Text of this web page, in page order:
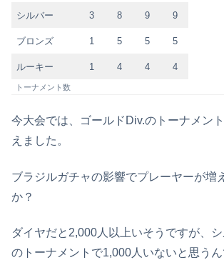
シルバー 3 8 9 9
ブロンズ 1 5 5 5
ルーキー 1 4 4 4
トーナメント数
今大会では、ゴールドDiv.のトーナメン
えました。
ブラジルガチャの影響でプレーヤーが増
か？
ダイヤだと2,000人以上いそうですが、
のトーナメントで1,000人いないと思う